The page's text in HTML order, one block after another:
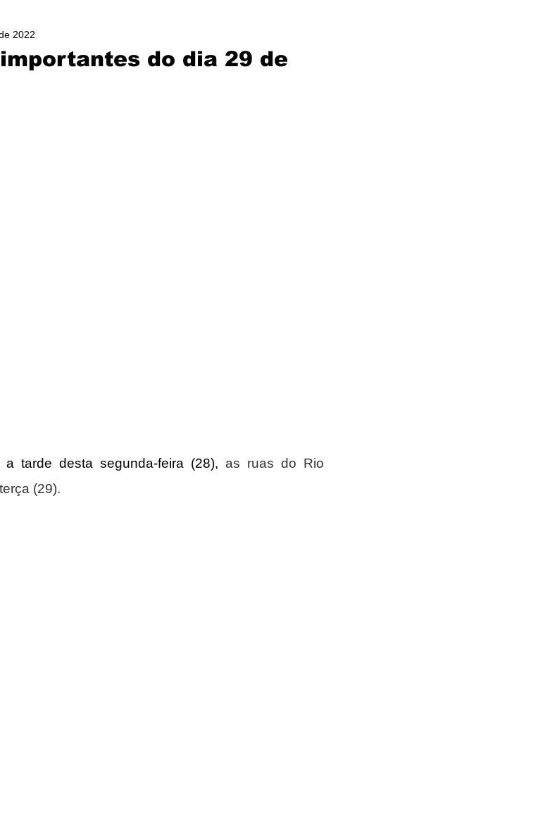
do dia 29 de
2022
tarde desta segunda-feira (28), as ruas do Rio
(29).